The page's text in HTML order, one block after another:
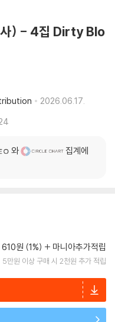
) - 4집 Dirty Blo
2026.06.17.
와
집계에
610원 (1%) 마니아추가적립
5만원 이상 구매 시 2천원 추가 적립